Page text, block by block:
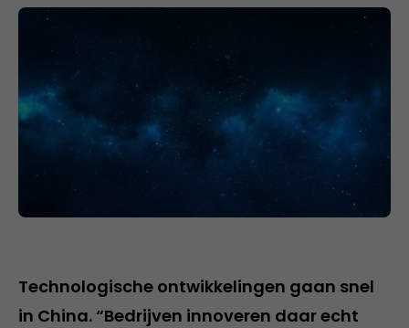
Technologische ontwikkelingen gaan snel
in China. “Bedrijven innoveren daar echt